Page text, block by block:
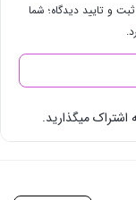
و تایید دیدگاه؛ شما
اشتراک میگذارید.